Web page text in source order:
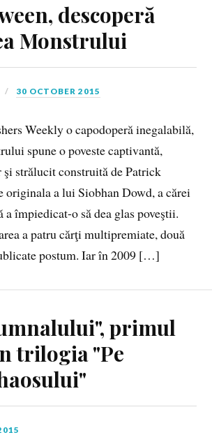
descoperă
Monstrului
30 OCTOBER 2015
Weekly o capodoperă inegalabilă,
spune o poveste captivantă,
şi strălucit construită de Patrick
originala a lui Siobhan Dowd, a cărei
a împiedicat-o să dea glas poveştii.
a patru cărţi multipremiate, două
postum. Iar în 2009 […]
primul
trilogia "Pe